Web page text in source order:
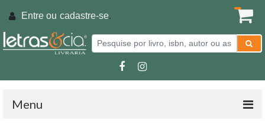
Entre ou cadastre-se.
Menu